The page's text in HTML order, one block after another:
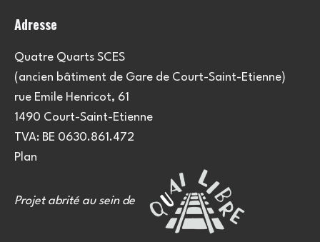
t
n
t
s
Adresse
Quatre Quarts SCES
(ancien bâtiment de Gare de Court-Saint-Etienne)
rue Emile Henricot, 61
1490 Court-Saint-Etienne
TVA: BE 0630.861.472
Plan
Projet abrité au sein de